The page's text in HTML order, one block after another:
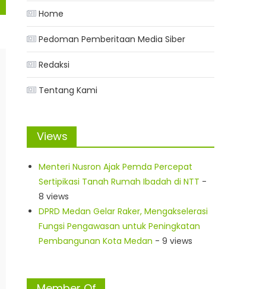
Home
Pedoman Pemberitaan Media Siber
Redaksi
Tentang Kami
Views
Menteri Nusron Ajak Pemda Percepat
Sertipikasi Tanah Rumah Ibadah di NTT -
8 views
DPRD Medan Gelar Raker, Mengakselerasi
Fungsi Pengawasan untuk Peningkatan
Pembangunan Kota Medan - 9 views